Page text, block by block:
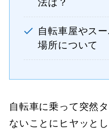
法は？
自転車屋やス
場所について
自転車に乗って突然
ないことにヒヤッと